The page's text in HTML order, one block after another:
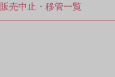
販売中止・移管一覧